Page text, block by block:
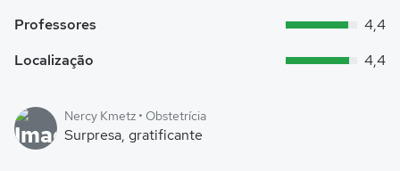
Professores
4,4
Localização
4,4
Nercy Kmetz • Obstetrícia
Surpresa, gratificante